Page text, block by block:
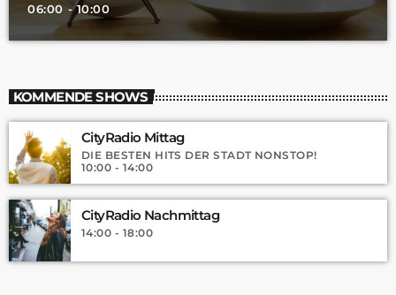
06:00 - 10:00
KOMMENDE SHOWS
CityRadio Mittag
DIE BESTEN HITS DER STADT NONSTOP!
10:00 - 14:00
CityRadio Nachmittag
14:00 - 18:00